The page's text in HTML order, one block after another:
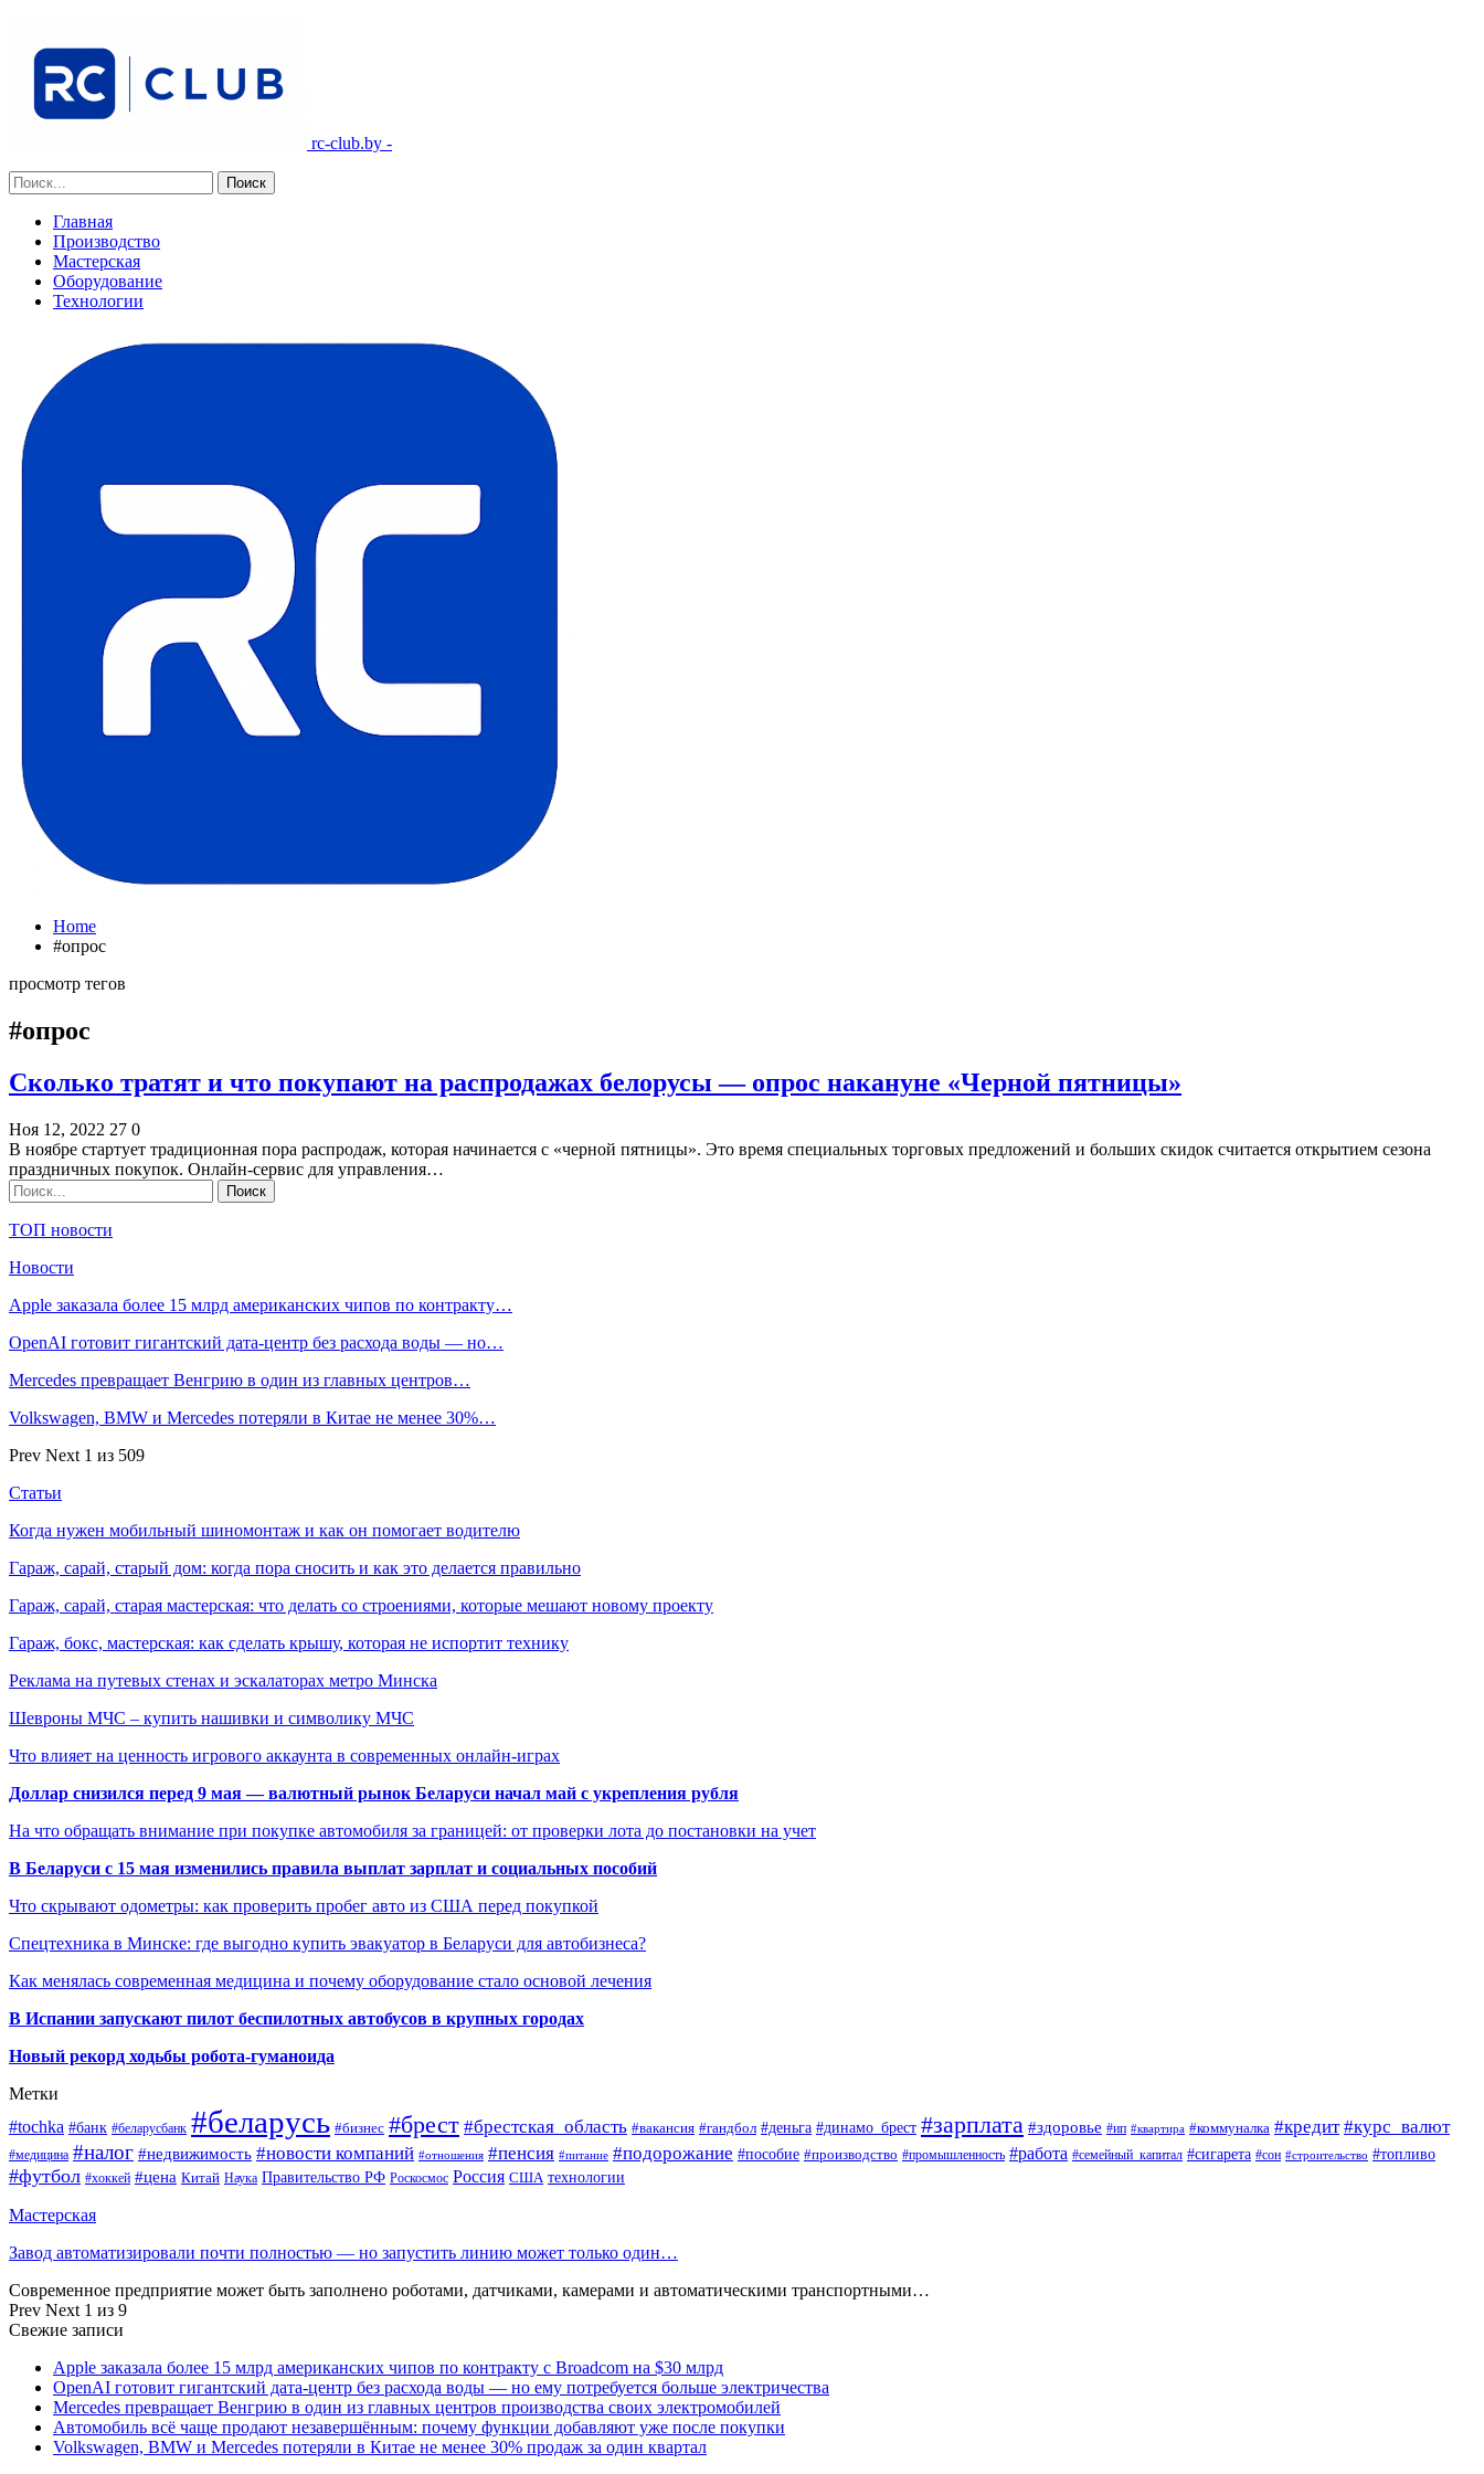
rc-club.by -
Главная
Производство
Мастерская
Оборудование
Технологии
Home
#опрос
просмотр тегов
#опрос
Сколько тратят и что покупают на распродажах белорусы — опрос накануне «Черной пятницы»
Ноя 12, 2022 27 0
В ноябре стартует традиционная пора распродаж, которая начинается с «черной пятницы». Это время специальных торговых предложений и больших скидок считается открытием сезона
праздничных покупок. Онлайн-сервис для управления…
ТОП новости
Новости
Apple заказала более 15 млрд американских чипов по контракту…
OpenAI готовит гигантский дата-центр без расхода воды — но…
Mercedes превращает Венгрию в один из главных центров…
Volkswagen, BMW и Mercedes потеряли в Китае не менее 30%…
Prev Next 1 из 509
Статьи
Когда нужен мобильный шиномонтаж и как он помогает водителю
Гараж, сарай, старый дом: когда пора сносить и как это делается правильно
Гараж, сарай, старая мастерская: что делать со строениями, которые мешают новому проекту
Гараж, бокс, мастерская: как сделать крышу, которая не испортит технику
Реклама на путевых стенах и эскалаторах метро Минска
Шевроны МЧС – купить нашивки и символику МЧС
Что влияет на ценность игрового аккаунта в современных онлайн-играх
Доллар снизился перед 9 мая — валютный рынок Беларуси начал май с укрепления рубля
На что обращать внимание при покупке автомобиля за границей: от проверки лота до постановки на учет
В Беларуси с 15 мая изменились правила выплат зарплат и социальных пособий
Что скрывают одометры: как проверить пробег авто из США перед покупкой
Спецтехника в Минске: где выгодно купить эвакуатор в Беларуси для автобизнеса?
Как менялась современная медицина и почему оборудование стало основой лечения
В Испании запускают пилот беспилотных автобусов в крупных городах
Новый рекорд ходьбы робота-гуманоида
Метки
#tochka #банк #беларусбанк #беларусь #бизнес #брест #брестская_область #вакансия #гандбол #деньга #динамо_брест #зарплата #здоровье #ип #квартира #коммуналка #кредит #курс_валют
#медицина #налог #недвижимость #новости компаний #отношения #пенсия #питание #подорожание #пособие #производство #промышленность #работа #семейный_капитал #сигарета #сон #строительство #топливо
#футбол #хоккей #цена Китай Наука Правительство РФ Роскосмос Россия США технологии
Мастерская
Завод автоматизировали почти полностью — но запустить линию может только один…
Современное предприятие может быть заполнено роботами, датчиками, камерами и автоматическими транспортными…
Prev Next 1 из 9
Свежие записи
Apple заказала более 15 млрд американских чипов по контракту с Broadcom на $30 млрд
OpenAI готовит гигантский дата-центр без расхода воды — но ему потребуется больше электричества
Mercedes превращает Венгрию в один из главных центров производства своих электромобилей
Автомобиль всё чаще продают незавершённым: почему функции добавляют уже после покупки
Volkswagen, BMW и Mercedes потеряли в Китае не менее 30% продаж за один квартал